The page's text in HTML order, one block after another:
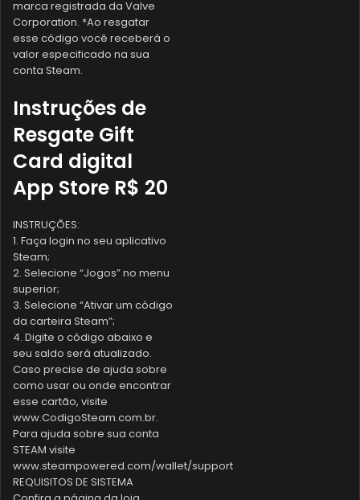
marca registrada da Valve
Corporation. *Ao resgatar
esse código você receberá o
valor especificado na sua
conta Steam.
Instruções de
Resgate Gift
Card digital
App Store R$ 20
INSTRUÇÕES:
1. Faça login no seu aplicativo
Steam;
2. Selecione “Jogos” no menu
superior;
3. Selecione “Ativar um código
da carteira Steam”;
4. Digite o código abaixo e
seu saldo será atualizado.
Caso precise de ajuda sobre
como usar ou onde encontrar
esse cartão, visite
www.CodigoSteam.com.br.
Para ajuda sobre sua conta
STEAM visite
www.steampowered.com/wallet/support
REQUISITOS DE SISTEMA